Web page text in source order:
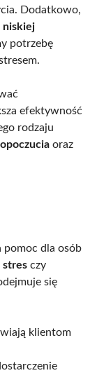
Dodatkowo,
niskiej
potrzebę
efektywność
rodzaju
oraz
pomoc dla osób
stres czy
się
klientom